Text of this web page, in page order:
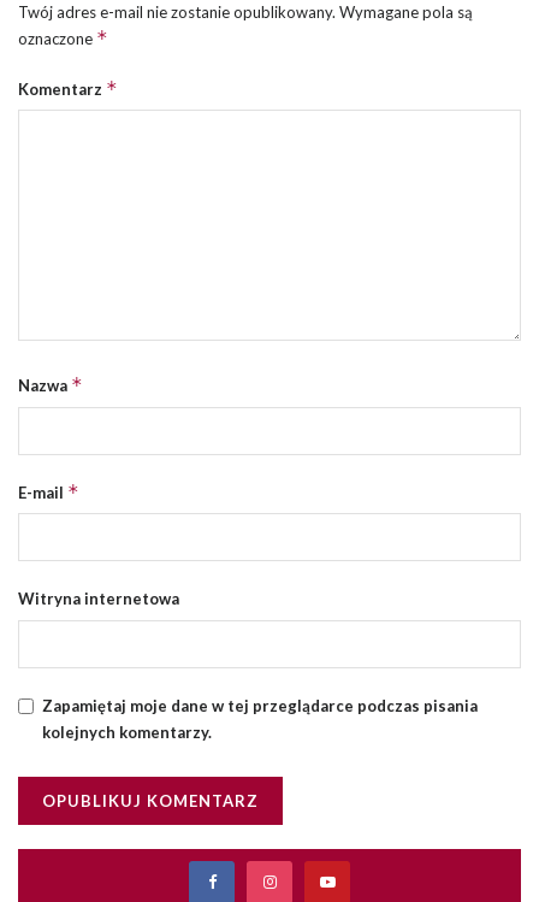
Twój adres e-mail nie zostanie opublikowany. Wymagane pola są
oznaczone *
Komentarz *
Nazwa *
E-mail *
Witryna internetowa
Zapamiętaj moje dane w tej przeglądarce podczas pisania
kolejnych komentarzy.